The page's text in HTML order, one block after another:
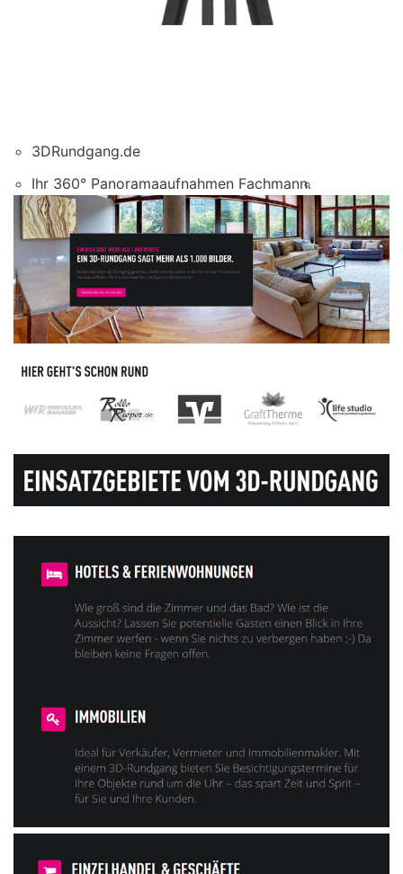
3DRundgang.de
Ihr 360° Panoramaaufnahmen Fachmann.